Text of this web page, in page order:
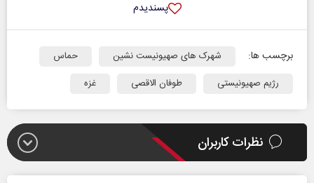
پسندیدم
برچسب ها: شهرک‌ های صهیونیست نشین
حماس
رژیم صهیونیستی
طوفان الاقصی غزه
نظرات کاربران